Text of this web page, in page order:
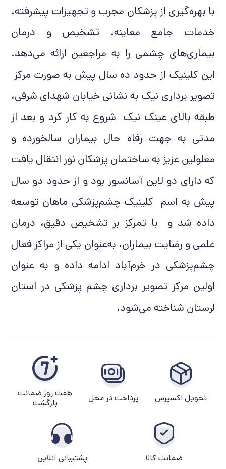
با بهره‌گیری از پزشکان مجرب و تجهیزات پیشرفته،
خدمات جامع معاینه، تشخیص و درمان
بیماری‌های چشمی را به مراجعین ارائه می‌دهد.
این کلینیک از حدود ده سال پیش به صورت مرکز
تصویر برداری نیک به نشانی خیابان شهدای شرقی،
طبقه بالای عینک نیک شروع به کار کرد و بعد از
مدتی به جهت رفاه حال بیماران سالخورده و
معلولين عزیز به ساختمان پزشکان نور انتقال یافت
که دارای دو لاین آسانسور بود و از حدود دو سال
پیش به اسم کلینیک چشم‌پزشکی ماهان توسعه
داده شد و با تمرکز بر تشخیص دقیق، درمان
علمی و رضایت بیماران، به‌عنوان یکی از مراکز فعال
چشم‌پزشکی در خرم‌آباد ادامه داده و به عنوان
اولین مرکز تصویر برداری چشم پزشکی در استان
لرستان شناخته می‌شود.
تحویل اکسپرس پرداخت در محل
هفت روز ضمانت
بازگشت
ضمانت کالا پشتیبانی آنلاین